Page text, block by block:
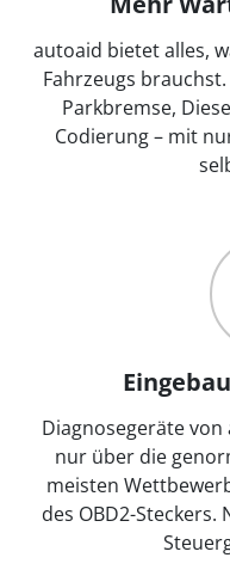
autoaid bietet alles,
Fahrzeugs
Parkbremse,
Codierung – mit
Diagnosegeräte
nur über die
meisten
des OBD2-